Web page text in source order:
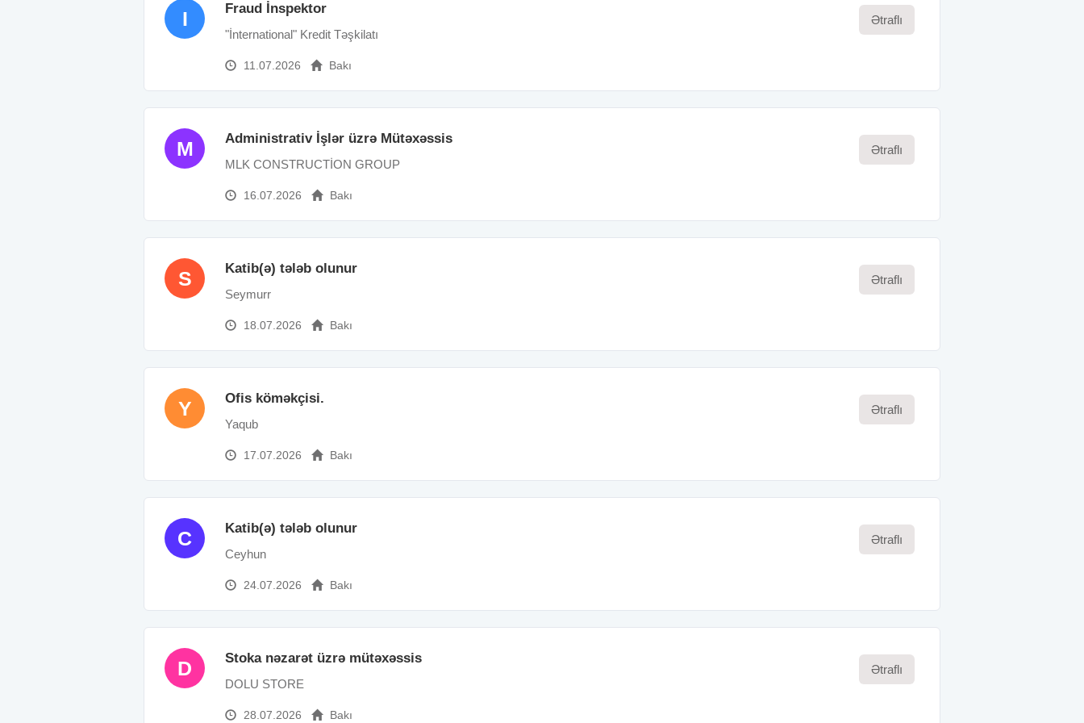
I Fraud İnspektor
"İnternational" Kredit Təşkilatı
11.07.2026 Bakı
Ətraflı
M Administrativ İşlər üzrə Mütəxəssis
MLK CONSTRUCTİON GROUP
16.07.2026 Bakı
Ətraflı
S Katib(ə) tələb olunur
Seymurr
18.07.2026 Bakı
Ətraflı
Y Ofis köməkçisi.
Yaqub
17.07.2026 Bakı
Ətraflı
C Katib(ə) tələb olunur
Ceyhun
24.07.2026 Bakı
Ətraflı
D Stoka nəzarət üzrə mütəxəssis
DOLU STORE
28.07.2026 Bakı
Ətraflı